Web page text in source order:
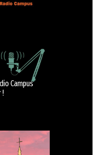
Campus
!